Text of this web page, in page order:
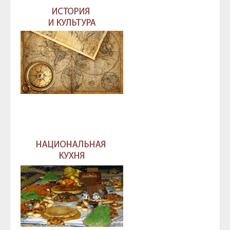
ГЛАВА И ПРАВИТЕЛЬСТВО ЧЕЧЕНСКОЙ
РЕСПУБЛИКИ